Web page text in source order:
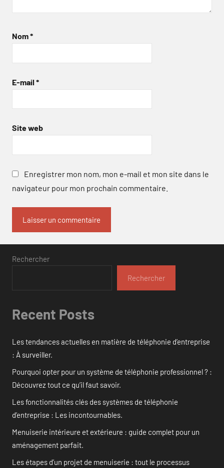
Nom*
E-mail *
Site web
Enregistrer mon nom, mon e-mail et mon site dans le
navigateur pour mon prochain commentaire.
Rechercher
Rechercher
Recent Posts
Les tendances actuelles en matière de téléphonie d’entreprise
: À surveiller.
Pourquoi opter pour un système de téléphonie professionnel ? :
Découvrez tout ce qu’il faut savoir.
Les fonctionnalités clés des systèmes de téléphonie
d’entreprise : Les incontournables.
Menuiserie intérieure et extérieure : guide complet pour un
aménagement parfait.
Les étapes d’un projet de menuiserie : tout le processus